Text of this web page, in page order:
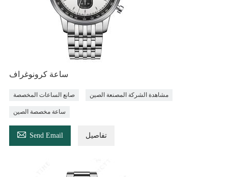
ساعة كرونوغراف
صانع الساعات المخصصة مشاهدة الشركة المصنعة الصين
ساعة مخصصة الصين
 Send Email تفاصيل